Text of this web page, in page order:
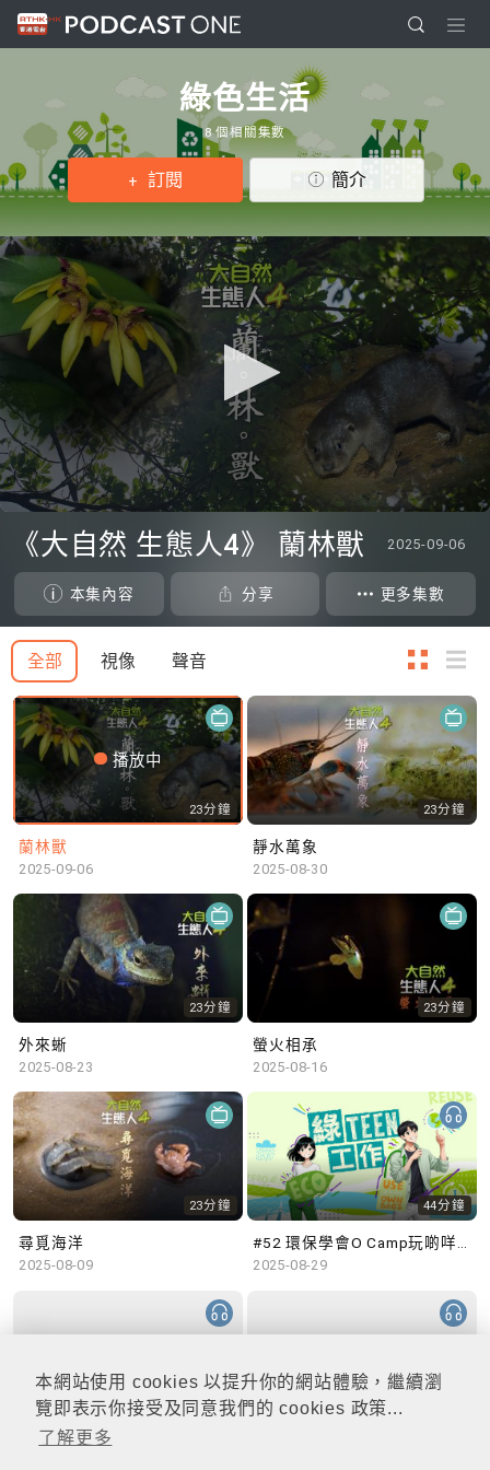
本網站使用 cookies 以提升你的網站體驗，繼續瀏
覽即表示你接受及同意我們的 cookies 政策...
了解更多
綠色生活
8 個相關集數
訂閱 簡介
seconds
seconds
《大自然 生態人4》 蘭林獸 2025-09-06
本集內容 分享 更多集數
全部 視像 聲音
播放中
23分鐘
蘭林獸
2025-09-06
23分鐘
靜水萬象
2025-08-30
23分鐘
外來蜥
2025-08-23
23分鐘
螢火相承
2025-08-16
23分鐘
尋覓海洋
2025-08-09
44分鐘
#52 環保學會O Camp玩啲咩？ | 參與學生: Sammi、Cardi、Charles (香港科技大學 環境管理及科技學生聯會)
2025-08-29
48分鐘